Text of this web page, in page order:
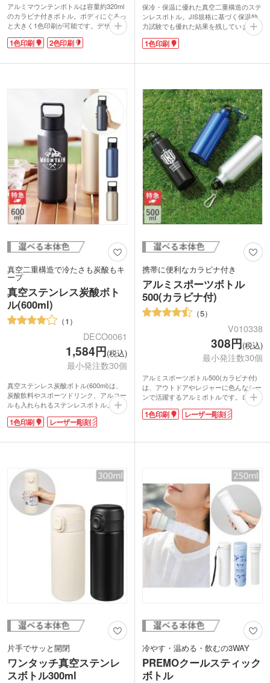
アルミマウンテンボトルは容量約320ml
のカラビナ付きボトル。ボディにぐるっ
と大きく1色印刷が可能です。デザイン
次第でかっこよくも可愛くも仕上がるの
で、スポーツジムの入会特典や、ライブ
す!
とをご存じですか? アクセサリー感覚で
持てるかわいいアルミボトルなら、気軽
にエコライフが送れそう。
カラビナ付きだから、バッグやベルト通
しに引っ掛けても使えます。表面はマッ
トな質感で手にしっくりなじむさわり心
地です。
1色印刷 2色印刷
保冷・保温に優れた真空二重構造のステ
ンレスボトル。JIS規格に基づく保温効
力試験でも優れた結果を残しています。
印刷は30個から可能。1色印刷ができオ
リジナルのボトルが制作できるので、サ
ど思い出の記念品に大人気の一押しボト
冷たい飲み物を楽しめます。飲み口はワ
ンタッチで開く構造になっていて、簡単
に飲むことが出来ます。フタにはロック
機能付きで、カバンの中で中身がこぼれ
る心配がありません。
1色印刷
真空二重構造で冷たさも炭酸もキ
ープ
真空ステンレス炭酸ボト
ル(600ml)
1
DECO0061
1,584円(税込)
最小発注数30個
真空ステンレス炭酸ボトル(600ml)は、
炭酸飲料やスポーツドリンク、アルコー
ルも入れられるステンレスボトル。真空
二重構造で、冷たさや炭酸のシュワッと
感をキープします。
便利なカラビナタイプ。底面は滑り止め
イリッシュです。アウトドアやスポーツ
シーンなど、アクティブなライフスタイ
ルのお供にピッタリ!
1色印刷かレーザー彫刻で名入れできま
す。ブランドロゴやショップ名を印刷し
て、ジムの入会特典やアウトドアショッ
プの周年記念品にいかがでしょうか。
1色印刷 レーザー彫刻
携帯に便利なカラビナ付き
アルミスポーツボトル
500(カラビナ付)
5
V010338
308円(税込)
最小発注数30個
アルミスポーツボトル500(カラビナ付)
は、アウトドアやレジャーに色んなシー
ンで活躍するアルミボトルです。ロゴを
名入れして販売用やノベルティ、記念品
に人気があります。
て使えるカラビナも付いているので、登
お色はシルバー・ブラック・ブルー3色
のご用意しました。
1色印刷 レーザー彫刻
片手でサッと開閉
ワンタッチ真空ステンレ
スボトル300ml
冷やす・温める・飲むの3WAY
PREMOクールスティック
ボトル